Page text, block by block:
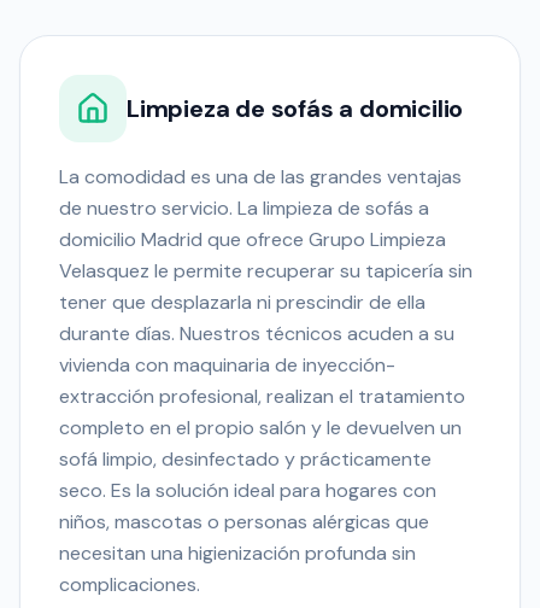
Limpieza de sofás a domicilio
La comodidad es una de las grandes ventajas
de nuestro servicio. La limpieza de sofás a
domicilio Madrid que ofrece Grupo Limpieza
Velasquez le permite recuperar su tapicería sin
tener que desplazarla ni prescindir de ella
durante días. Nuestros técnicos acuden a su
vivienda con maquinaria de inyección-
extracción profesional, realizan el tratamiento
completo en el propio salón y le devuelven un
sofá limpio, desinfectado y prácticamente
seco. Es la solución ideal para hogares con
niños, mascotas o personas alérgicas que
necesitan una higienización profunda sin
complicaciones.